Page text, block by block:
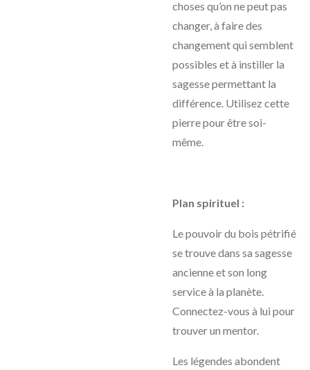
choses qu’on ne peut pas
changer, à faire des
changement qui semblent
possibles et à instiller la
sagesse permettant la
différence. Utilisez cette
pierre pour être soi-
même.
Plan spirituel :
Le pouvoir du bois pétrifié
se trouve dans sa sagesse
ancienne et son long
service à la planète.
Connectez-vous à lui pour
trouver un mentor.
Les légendes abondent